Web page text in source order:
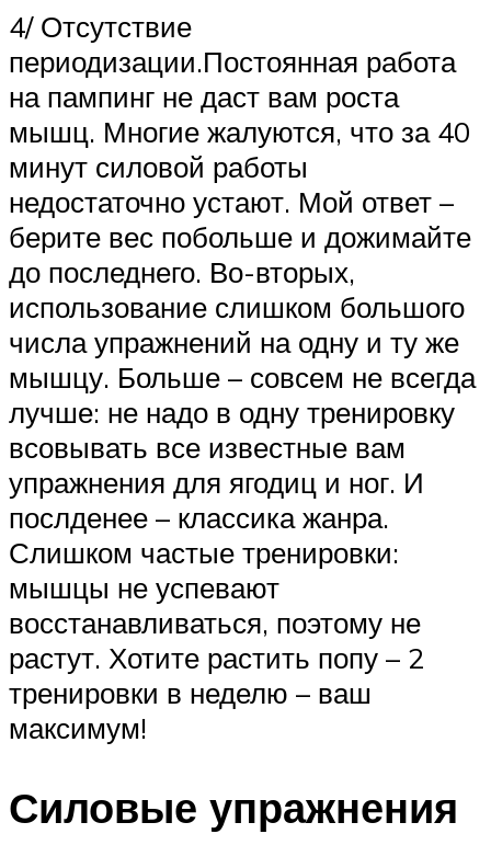
4/ Отсутствие
периодизации.Постоянная работа
на пампинг не даст вам роста
мышц. Многие жалуются, что за 40
минут силовой работы
недостаточно устают. Мой ответ –
берите вес побольше и дожимайте
до последнего. Во-вторых,
использование слишком большого
числа упражнений на одну и ту же
мышцу. Больше – совсем не всегда
лучше: не надо в одну тренировку
всовывать все известные вам
упражнения для ягодиц и ног. И
послденее – классика жанра.
Слишком частые тренировки:
мышцы не успевают
восстанавливаться, поэтому не
растут. Хотите растить попу – 2
тренировки в неделю – ваш
максимум!
Силовые упражнения